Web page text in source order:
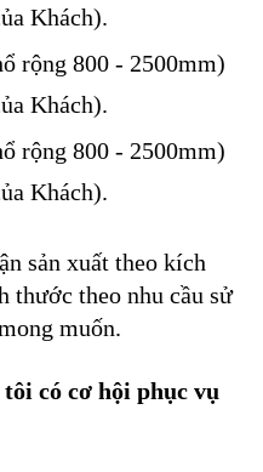
Khách).
rộng 800 - 2500mm)
Khách).
rộng 800 - 2500mm)
Khách).
sản xuất theo kích
thước theo nhu cầu sử
muốn.
có cơ hội phục vụ